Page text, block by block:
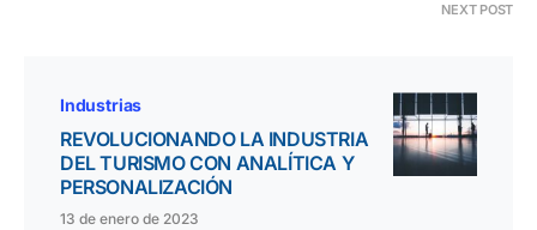
NEXT POST
Industrias
REVOLUCIONANDO LA INDUSTRIA
DEL TURISMO CON ANALÍTICA Y
PERSONALIZACIÓN
13 de enero de 2023